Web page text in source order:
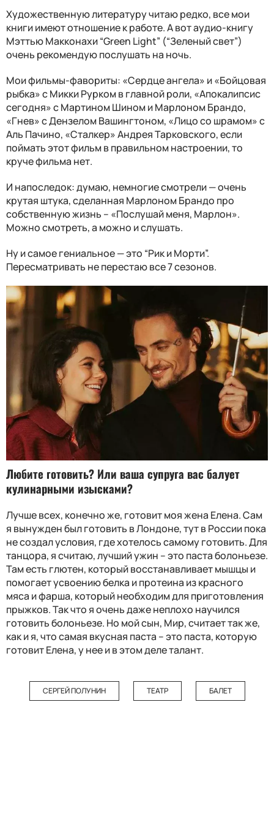
Художественную литературу читаю редко, все мои
книги имеют отношение к работе. А вот аудио-книгу
Мэттью Макконахи “Green Light” (“Зеленый свет”)
очень рекомендую послушать на ночь.
Мои фильмы-фавориты: «Сердце ангела» и «Бойцовая
рыбка» с Микки Рурком в главной роли, «Апокалипсис
сегодня» с Мартином Шином и Марлоном Брандо,
«Гнев» с Дензелом Вашингтоном, «Лицо со шрамом» с
Аль Пачино, «Сталкер» Андрея Тарковского, если
поймать этот фильм в правильном настроении, то
круче фильма нет.
И напоследок: думаю, немногие смотрели — очень
крутая штука, сделанная Марлоном Брандо про
собственную жизнь – «Послушай меня, Марлон».
Можно смотреть, а можно и слушать.
Ну и самое гениальное — это “Рик и Морти”.
Пересматривать не перестаю все 7 сезонов.
Любите готовить? Или ваша супруга вас балует
кулинарными изысками?
Лучше всех, конечно же, готовит моя жена Елена. Сам
я вынужден был готовить в Лондоне, тут в России пока
не создал условия, где хотелось самому готовить. Для
танцора, я считаю, лучший ужин – это паста болоньезе.
Там есть глютен, который восстанавливает мышцы и
помогает усвоению белка и протеина из красного
мяса и фарша, который необходим для приготовления
прыжков. Так что я очень даже неплохо научился
готовить болоньезе. Но мой сын, Мир, считает так же,
как и я, что самая вкусная паста – это паста, которую
готовит Елена, у нее и в этом деле талант.
СЕРГЕЙ ПОЛУНИН ТЕАТР БАЛЕТ